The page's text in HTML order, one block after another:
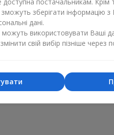
зі змістом і подарунок
доречними для вчителів
букети в
для особливих
зберігати інформацію
дані.
використовувати Ваші
свій вибір пізніше через